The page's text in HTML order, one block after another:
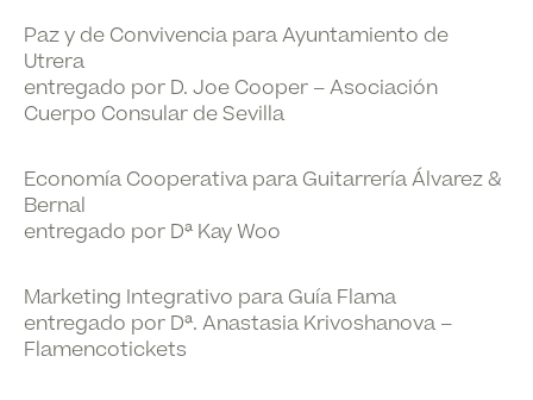
Paz y de Convivencia para Ayuntamiento de
Utrera
entregado por D. Joe Cooper – Asociación
Cuerpo Consular de Sevilla
Economía Cooperativa para Guitarrería Álvarez &
Bernal
entregado por Dª Kay Woo
Marketing Integrativo para Guía Flama
entregado por Dª. Anastasia Krivoshanova –
Flamencotickets